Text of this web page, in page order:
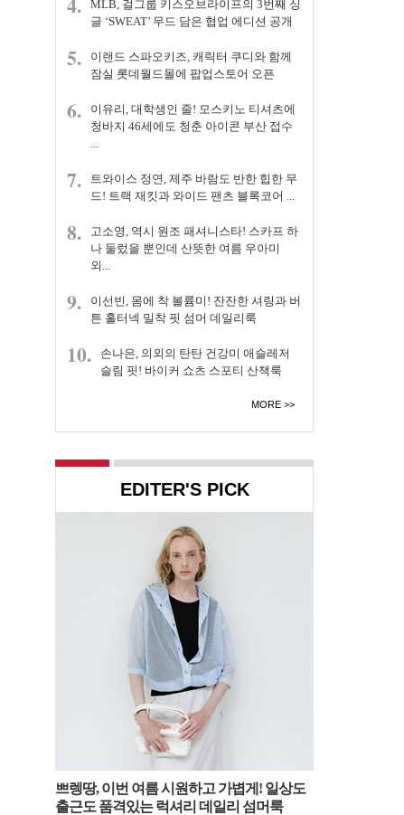
MLB, 걸그룹 키스오브라이프의 3번째 싱
글 ‘SWEAT’ 무드 담은 협업 에디션 공개
5.
이랜드 스파오키즈, 캐릭터 쿠디와 함께
잠실 롯데월드몰에 팝업스토어 오픈
6.
이유리, 대학생인 줄! 모스키노 티셔츠에
청바지 46세에도 청춘 아이콘 부산 접수
...
7.
트와이스 정연, 제주 바람도 반한 힙한 무
드! 트랙 재킷과 와이드 팬츠 블록코어 ...
8.
고소영, 역시 원조 패셔니스타! 스카프 하
나 둘렀을 뿐인데 산뜻한 여름 우아미
외...
9.
이선빈, 몸에 착 볼륨미! 잔잔한 셔링과 버
튼 홀터넥 밀착 핏 섬머 데일리룩
10.
손나은, 의외의 탄탄 건강미 애슬레저
슬림 핏! 바이커 쇼츠 스포티 산책룩
MORE
EDITER'S PICK
쁘렝땅, 이번 여름 시원하고 가볍게! 일상도
출근도 품격있는 럭셔리 데일리 섬머룩